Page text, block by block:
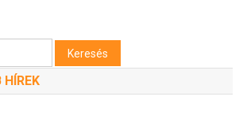
HÍREK